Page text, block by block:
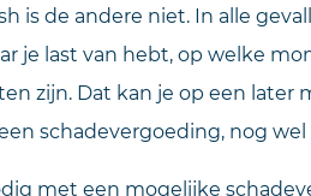
is de andere niet. In alle
je last van hebt, op welke
zijn. Dat kan je op een later
schadevergoeding, nog
met een mogelijke